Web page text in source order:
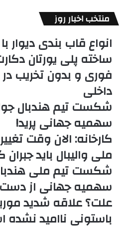
منتخب اخبار روز
انواع قاب بندی دیوار
ساخته پلی یورتان
فوری و بدون تخریب
داخلی
شکست تیم هندبال
سهمیه جهانی پرید!
کارخانه: الان وقت
ملی والیبال باید جبران
شکست تیم ملی
سهمیه جهانی از
علت؟ علاقه شدید
باستونی ناامید